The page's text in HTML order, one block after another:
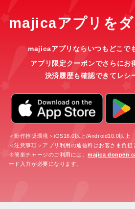
majicaアプリを
majicaアプリならいつもどこで
アプリ限定クーポンでさらにお
決済履歴も確認できてレシ
＜動作推奨環境＞iOS16.0以上/Android10.0以上
＜注意事項＞アプリ利用の通信料はお客さま負担
※簡単チャージのご利用には、majica donpen
ード入力が必要になります。